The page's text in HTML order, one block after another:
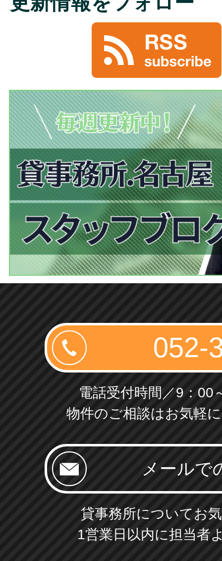
電話受付時間／9：00
物件のご相談はお気軽
貸事務所についてお
1営業日以内に担当者